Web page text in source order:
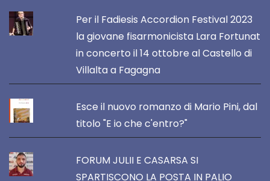
Per il Fadiesis Accordion Festival 2023
la giovane fisarmonicista Lara Fortunat
in concerto il 14 ottobre al Castello di
Villalta a Fagagna
Esce il nuovo romanzo di Mario Pini, dal
titolo "E io che c'entro?"
FORUM JULII E CASARSA SI
SPARTISCONO LA POSTA IN PALIO